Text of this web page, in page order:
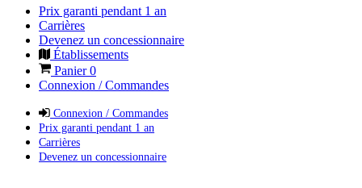
Prix garanti pendant 1 an
Carrières
Devenez un concessionnaire
Établissements
Panier0
Connexion / Commandes
Connexion / Commandes
Prix garanti pendant 1 an
Carrières
Devenez un concessionnaire